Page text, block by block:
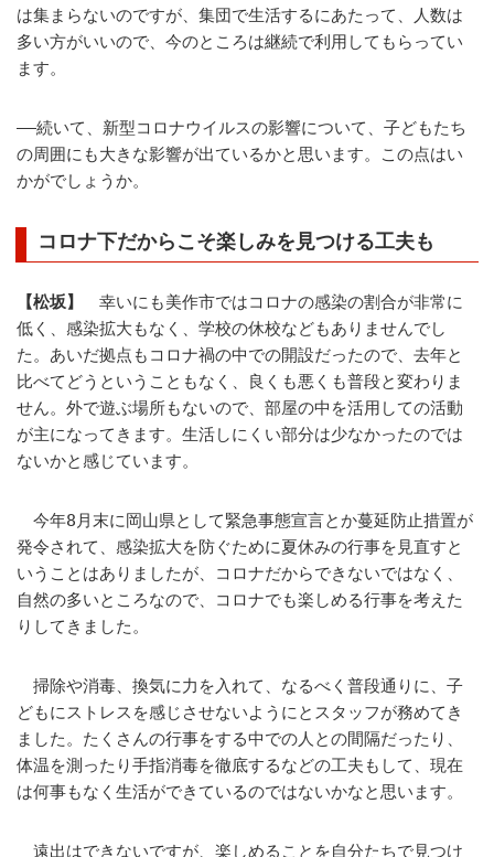
は集まらないのですが、集団で生活するにあたって、人数は
多い方がいいので、今のところは継続で利用してもらってい
ます。
――続いて、新型コロナウイルスの影響について、子どもたち
の周囲にも大きな影響が出ているかと思います。この点はい
かがでしょうか。
コロナ下だからこそ楽しみを見つける工夫も
【松坂】
幸いにも美作市ではコロナの感染の割合が非常に
低く、感染拡大もなく、学校の休校などもありませんでし
た。あいだ拠点もコロナ禍の中での開設だったので、去年と
比べてどうということもなく、良くも悪くも普段と変わりま
せん。外で遊ぶ場所もないので、部屋の中を活用しての活動
が主になってきます。生活しにくい部分は少なかったのでは
ないかと感じています。
今年8月末に岡山県として緊急事態宣言とか蔓延防止措置が
発令されて、感染拡大を防ぐために夏休みの行事を見直すと
いうことはありましたが、コロナだからできないではなく、
自然の多いところなので、コロナでも楽しめる行事を考えた
りしてきました。
掃除や消毒、換気に力を入れて、なるべく普段通りに、子
どもにストレスを感じさせないようにとスタッフが務めてき
ました。たくさんの行事をする中での人との間隔だったり、
体温を測ったり手指消毒を徹底するなどの工夫もして、現在
は何事もなく生活ができているのではないかなと思います。
遠出はできないですが、楽しめることを自分たちで見つけ